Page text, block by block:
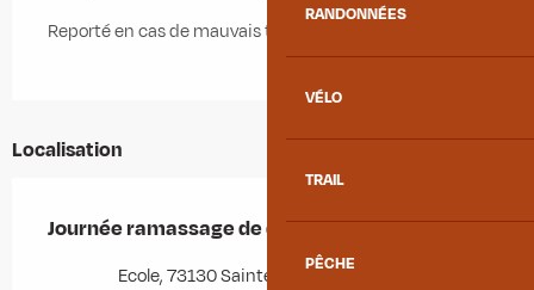
RANDONNÉES
VÉLO
TRAIL
PÊCHE
Reporté en cas de mauvais temps
Localisation
Journée ramassage de déchets
Ecole, 73130 Sainte-Marie-de-Cuines